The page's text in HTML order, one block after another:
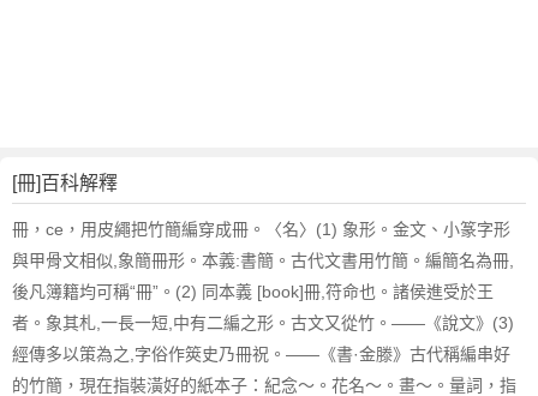
[冊]百科解釋
冊，ce，用皮繩把竹簡編穿成冊。〈名〉(1) 象形。金文、小篆字形
與甲骨文相似,象簡冊形。本義:書簡。古代文書用竹簡。編簡名為冊,
後凡簿籍均可稱“冊”。(2) 同本義 [book]冊,符命也。諸侯進受於王
者。象其札,一長一短,中有二編之形。古文又從竹。——《說文》(3)
經傳多以策為之,字俗作筴史乃冊祝。——《書·金滕》古代稱編串好
的竹簡，現在指裝潢好的紙本子：紀念～。花名～。畫～。量詞，指